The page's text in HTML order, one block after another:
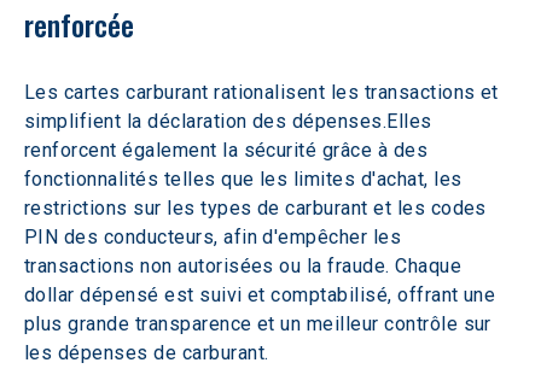
renforcée
Les cartes carburant rationalisent les transactions et
simplifient la déclaration des dépenses.Elles
renforcent également la sécurité grâce à des
fonctionnalités telles que les limites d'achat, les
restrictions sur les types de carburant et les codes
PIN des conducteurs, afin d'empêcher les
transactions non autorisées ou la fraude. Chaque
dollar dépensé est suivi et comptabilisé, offrant une
plus grande transparence et un meilleur contrôle sur
les dépenses de carburant.